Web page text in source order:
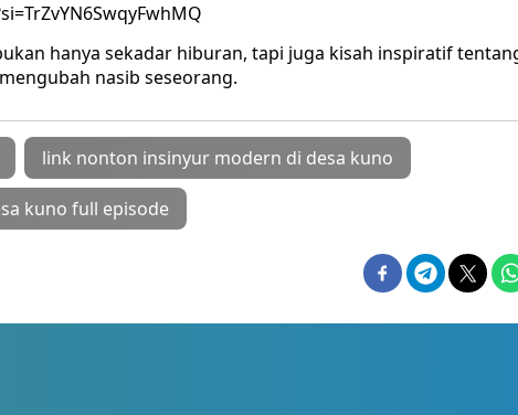
hanya sekadar hiburan, tapi juga kisah inspiratif
nasib seseorang.
link nonton insinyur modern di desa kuno
kuno full episode